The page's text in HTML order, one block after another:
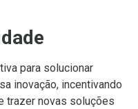
para solucionar
inovação, incentivando
trazer novas soluções